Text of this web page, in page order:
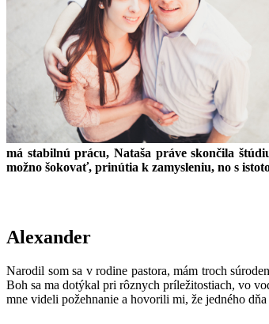
má stabilnú prácu, Nataša práve skončila
možno šokovať, prinútia k zamysleniu, no s
Alexander
Narodil som sa v rodine pastora, mám troch
Boh sa ma dotýkal pri rôznych príležitostiach, vo
mne videli požehnanie a hovorili mi, že jedného